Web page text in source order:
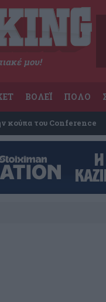
μου!
ΒΟΛΕΪ ΠΟΛΟ
κούπα του Conference